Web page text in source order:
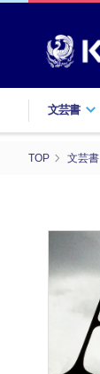
文芸書
TOP 文芸書